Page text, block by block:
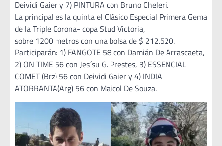
Deividi Gaier y 7) PINTURA con Bruno Cheleri.
La principal es la quinta el Clásico Especial Primera Gema
de la Triple Corona- copa Stud Victoria,
sobre 1200 metros con una bolsa de $ 212.520.
Participarán: 1) FANGOTE 58 con Damián De Arrascaeta,
2) ON TIME 56 con Jes´su G. Prestes, 3) ESSENCIAL
COMET (Brz) 56 con Deividi Gaier y 4) INDIA
ATORRANTA(Arg) 56 con Maicol De Souza.